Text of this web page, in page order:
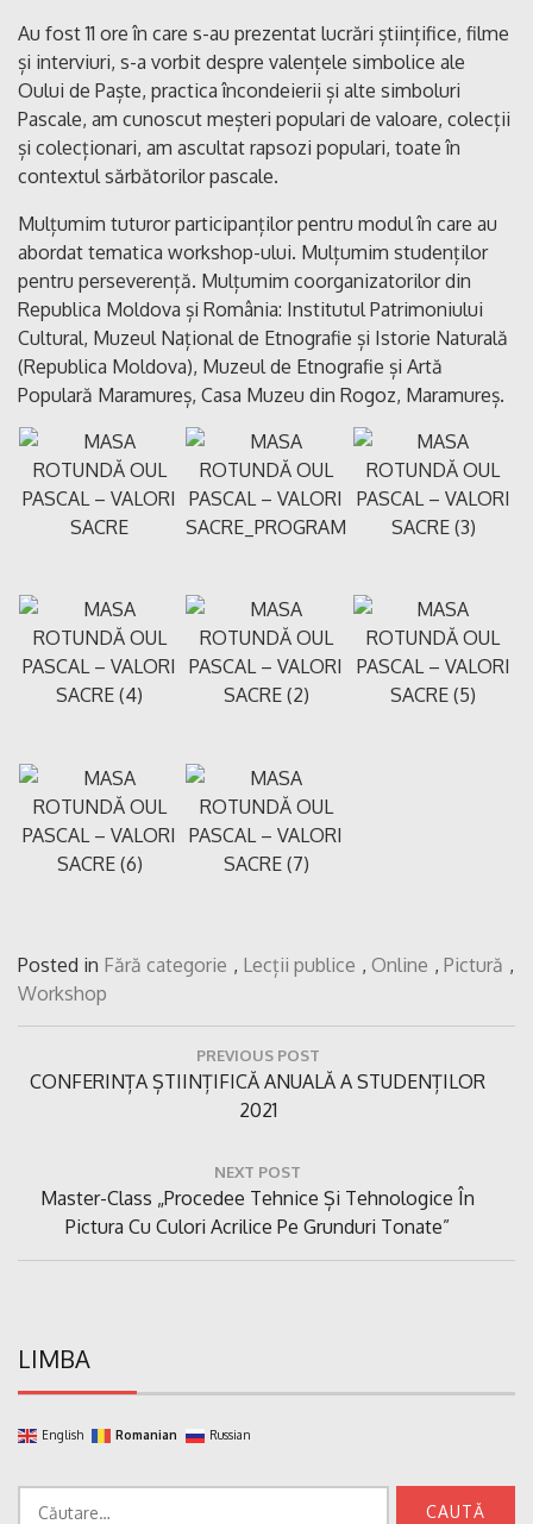
Au fost 11 ore în care s-au prezentat lucrări științifice, filme
și interviuri, s-a vorbit despre valențele simbolice ale
Oului de Paște, practica încondeierii și alte simboluri
Pascale, am cunoscut meșteri populari de valoare, colecții
și colecționari, am ascultat rapsozi populari, toate în
contextul sărbătorilor pascale.
Mulțumim tuturor participanților pentru modul în care au
abordat tematica workshop-ului. Mulțumim studenților
pentru perseverență. Mulțumim coorganizatorilor din
Republica Moldova și România: Institutul Patrimoniului
Cultural, Muzeul Național de Etnografie și Istorie Naturală
(Republica Moldova), Muzeul de Etnografie și Artă
Populară Maramureș, Casa Muzeu din Rogoz, Maramureș.
Posted in Fără categorie , Lecții publice , Online , Pictură ,
Workshop
articole
PREVIOUS POST
Previous
CONFERINȚA ȘTIINȚIFICĂ ANUALĂ A STUDENȚILOR
2021
NEXT POST
Next
Post:
Master-Class „Procedee Tehnice Și Tehnologice În
Pictura Cu Culori Acrilice Pe Grunduri Tonate”
LIMBA
English Romanian Russian